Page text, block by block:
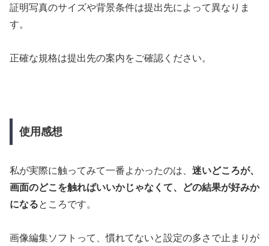
証明写真のサイズや背景条件は提出先によって異なりま
す。
正確な規格は提出先の案内をご確認ください。
使用感想
私が実際に触ってみて一番よかったのは、 迷いどころが、
画面のどこを触ればいいかじゃなくて、どの結果が好みか
になるところです。
画像編集ソフトって、慣れてないと設定の多さで止まりが